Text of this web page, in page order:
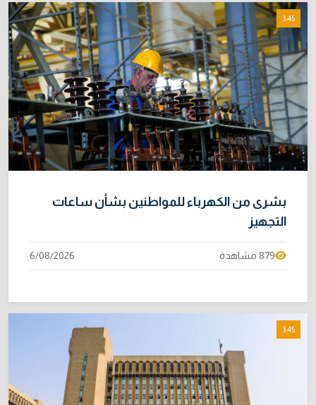
3:45
بشرى من الكهرباء للمواطنين بشأن ساعات
التجهيز
879 مشاهدة 6/08/2026
3:45